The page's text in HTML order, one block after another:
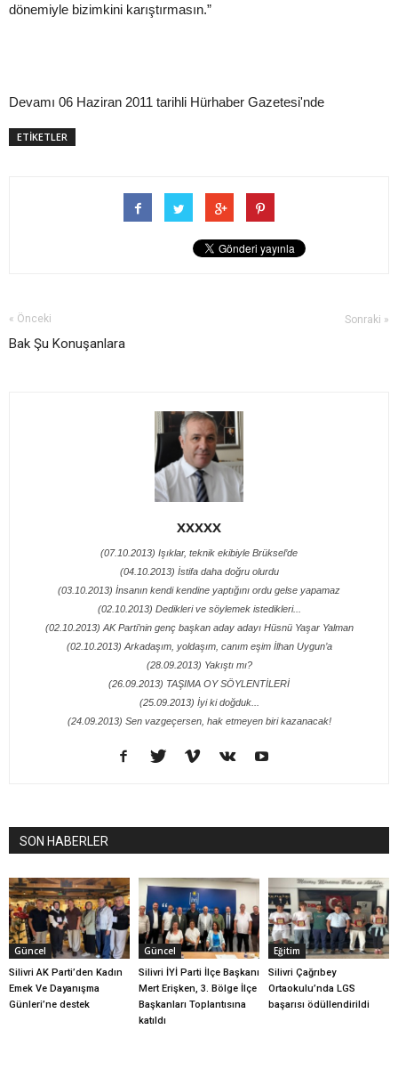
dönemiyle bizimkini karıştırmasın.”
Devamı 06 Haziran 2011 tarihli Hürhaber Gazetesi'nde
ETİKETLER
« Önceki
Bak Şu Konuşanlara
Sonraki »
XXXXX
(07.10.2013) Işıklar, teknik ekibiyle Brüksel’de
(04.10.2013) İstifa daha doğru olurdu
(03.10.2013) İnsanın kendi kendine yaptığını ordu gelse yapamaz
(02.10.2013) Dedikleri ve söylemek istedikleri...
(02.10.2013) AK Parti’nin genç başkan aday adayı Hüsnü Yaşar Yalman
(02.10.2013) Arkadaşım, yoldaşım, canım eşim İlhan Uygun’a
(28.09.2013) Yakıştı mı?
(26.09.2013) TAŞIMA OY SÖYLENTİLERİ
(25.09.2013) İyi ki doğduk...
(24.09.2013) Sen vazgeçersen, hak etmeyen biri kazanacak!
SON HABERLER
Güncel
Silivri AK Parti’den Kadın
Emek Ve Dayanışma
Günleri’ne destek
Güncel
Silivri İYİ Parti İlçe Başkanı
Mert Erişken, 3. Bölge İlçe
Başkanları Toplantısına
katıldı
Eğitim
Silivri Çağrıbey
Ortaokulu’nda LGS
başarısı ödüllendirildi